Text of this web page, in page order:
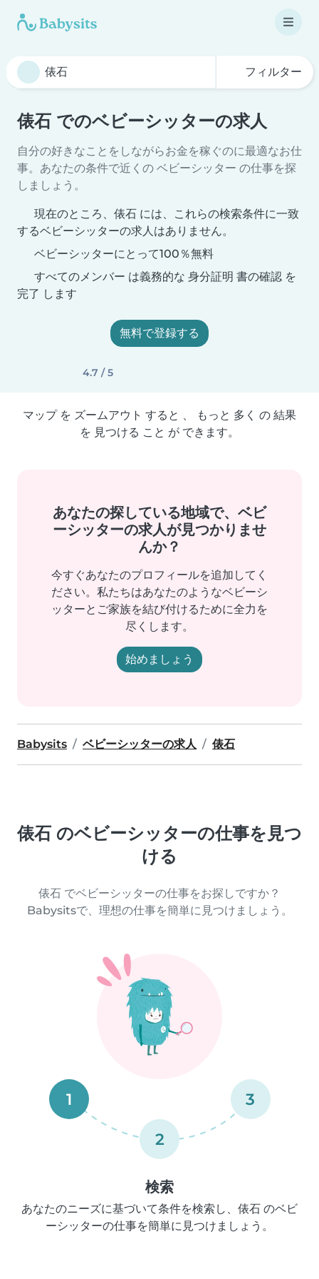
フィルター
俵石 でのベビーシッターの求人
自分の好きなことをしながらお金を稼ぐのに最適なお仕
事。あなたの条件で近くの ベビーシッター の仕事を探
しましょう。
現在のところ、俵石 には、これらの検索条件に一致
するベビーシッターの求人はありません。
ベビーシッターにとって100％無料
すべてのメンバー は義務的な 身分証明 書の確認 を
完了 します
無料で登録する
4.7 / 5
マップ を ズームアウト すると 、 もっと 多く の 結果
を 見つける こと が できます。
あなたの探している地域で、ベビ
ーシッターの求人が見つかりませ
んか？
今すぐあなたのプロフィールを追加してく
ださい。私たちはあなたのようなベビーシ
ッターとご家族を結び付けるために全力を
尽くします。
始めましょう
Babysits ベビーシッターの求人 俵石
俵石 のベビーシッターの仕事を見つ
ける
俵石 でベビーシッターの仕事をお探しですか？
Babysitsで、理想の仕事を簡単に見つけましょう。
1
2
3
検索
あなたのニーズに基づいて条件を検索し、俵石 のベビ
ーシッターの仕事を簡単に見つけましょう。